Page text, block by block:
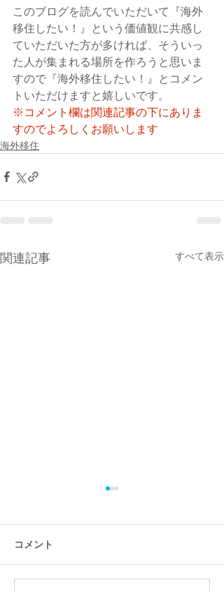
このブログを読んでいただいて『海外
移住したい！』という価値観に共感し
ていただいた方が多ければ、そういっ
た人が集まれる場所を作ろうと思いま
すので『海外移住したい！』とコメン
トいただけますと嬉しいです。
※コメント欄は関連記事の下にありま
すのでよろしくお願いします
海外移住
関連記事 すべて表示
コメント